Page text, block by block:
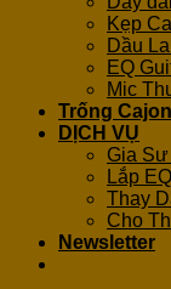
Kẹp
Dầu
EQ
Mic
Trống
DỊCH VỤ
Gia
Lắp
Thay
Cho
Newsletter